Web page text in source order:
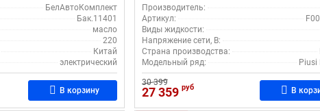
БелАвтоКомплект
Бак.11401
масло
220
Китай
электрический
В корзину
Производитель:
Артикул:
Виды жидкости:
Напряжение сети, В:
Страна производства:
Модельный ряд:
Piusi
30 399
27 359 руб В